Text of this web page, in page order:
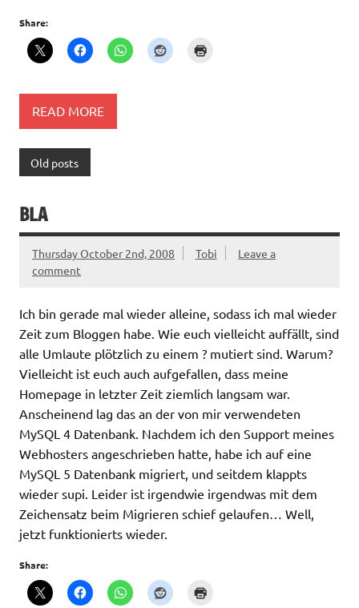
Share:
READ MORE
Old posts
BLA
Thursday October 2nd, 2008 Tobi
Leave a
comment
Ich bin gerade mal wieder alleine, sodass ich mal wieder
Zeit zum Bloggen habe. Wie euch vielleicht auffällt, sind
alle Umlaute plötzlich zu einem ? mutiert sind. Warum?
Vielleicht ist euch auch aufgefallen, dass meine
Homepage in letzter Zeit ziemlich langsam war.
Anscheinend lag das an der von mir verwendeten
MySQL 4 Datenbank. Nachdem ich den Support meines
Webhosters angeschrieben hatte, habe ich auf eine
MySQL 5 Datenbank migriert, und seitdem klappts
wieder supi. Leider ist irgendwie irgendwas mit dem
Zeichensatz beim Migrieren schief gelaufen… Well,
jetzt funktionierts wieder.
Share: